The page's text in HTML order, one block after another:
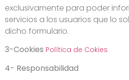
exclusivamente para poder
servicios a los usuarios que lo
dicho formulario.
3-Cookies Política de Cokies
4- Responsabilidad